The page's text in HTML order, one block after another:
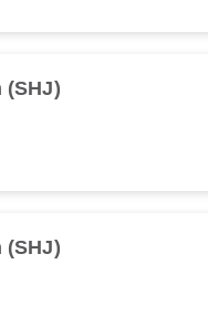
(SHJ)
(SHJ)